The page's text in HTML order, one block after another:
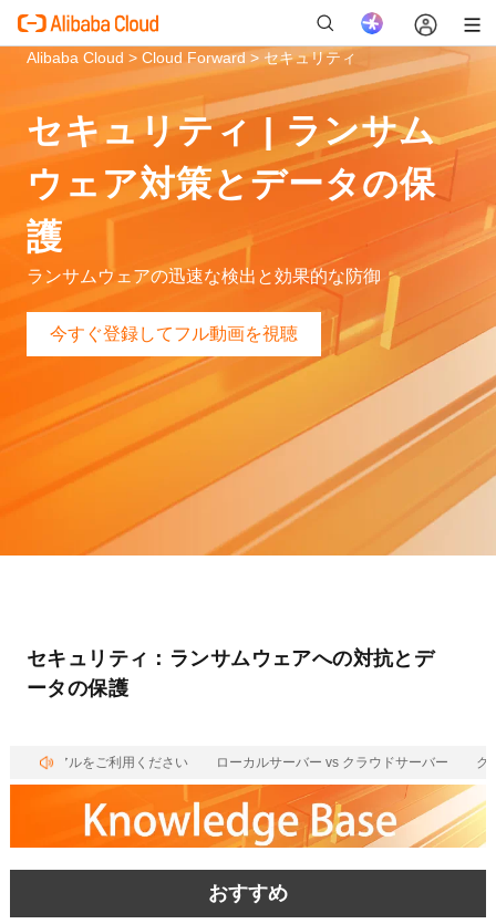
Alibaba Cloud > Cloud Forward > セキュリティ
セキュリティ | ランサム
ウェア対策とデータの保
護
ランサムウェアの迅速な検出と効果的な防御
今すぐ登録してフル動画を視聴
セキュリティ：ランサムウェアへの対抗とデ
ータの保護
トライアルをご利用ください ローカルサーバー vs クラウドサーバー ク
おすすめ